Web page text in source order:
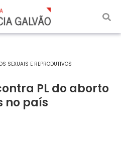
SEXUAIS E REPRODUTIVOS
PL do aborto
no país